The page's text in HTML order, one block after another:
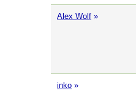
Alex Wolf »
inko »